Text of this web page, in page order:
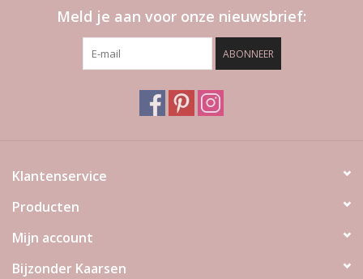
Meld je aan voor onze nieuwsbrief:
ABONNEER
Klantenservice
Producten
Mijn account
Bijzonder Kaarsen